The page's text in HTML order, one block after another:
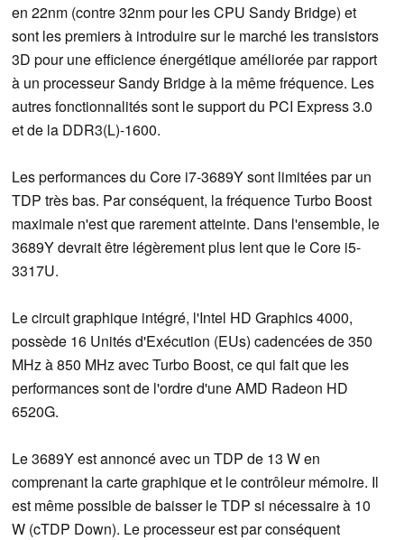
en 22nm (contre 32nm pour les CPU Sandy Bridge) et
sont les premiers à introduire sur le marché les transistors
3D pour une efficience énergétique améliorée par rapport
à un processeur Sandy Bridge à la même fréquence. Les
autres fonctionnalités sont le support du PCI Express 3.0
et de la DDR3(L)-1600.
Les performances du Core i7-3689Y sont limitées par un
TDP très bas. Par conséquent, la fréquence Turbo Boost
maximale n'est que rarement atteinte. Dans l'ensemble, le
3689Y devrait être légèrement plus lent que le Core i5-
3317U.
Le circuit graphique intégré, l'Intel HD Graphics 4000,
possède 16 Unités d'Exécution (EUs) cadencées de 350
MHz à 850 MHz avec Turbo Boost, ce qui fait que les
performances sont de l'ordre d'une AMD Radeon HD
6520G.
Le 3689Y est annoncé avec un TDP de 13 W en
comprenant la carte graphique et le contrôleur mémoire. Il
est même possible de baisser le TDP si nécessaire à 10
W (cTDP Down). Le processeur est par conséquent